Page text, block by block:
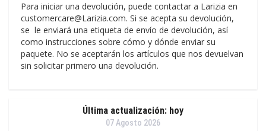
Para iniciar una devolución, puede contactar a Larizia en
customercare@Larizia.com. Si se acepta su devolución,
se le enviará una etiqueta de envío de devolución, así
como instrucciones sobre cómo y dónde enviar su
paquete. No se aceptarán los artículos que nos devuelvan
sin solicitar primero una devolución.
Última actualización: hoy
07 Agosto 2026